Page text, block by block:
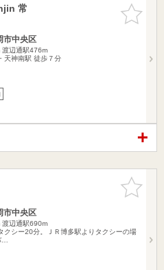
お気に入
りに追加
常
市中央区
渡辺通駅476m
天神南駅 徒歩７分
お気に入
りに追加
市中央区
渡辺通駅690m
クシー20分。ＪＲ博多駅よりタクシーの場